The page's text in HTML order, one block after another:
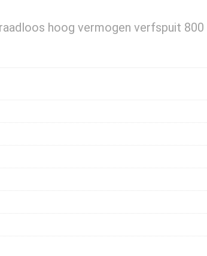
hoog vermogen verfspuit 800